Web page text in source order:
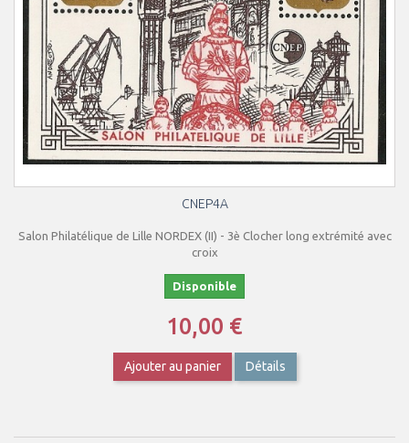
CNEP4A
Salon Philatélique de Lille NORDEX (II) - 3è Clocher long extrémité avec
croix
Disponible
10,00 €
Ajouter au panier Détails